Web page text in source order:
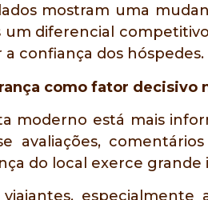
mostram uma
um diferencial
a confiança dos hóspedes.
como fator decisivo
moderno está mais
avaliações,
do local exerce grande
viajantes,